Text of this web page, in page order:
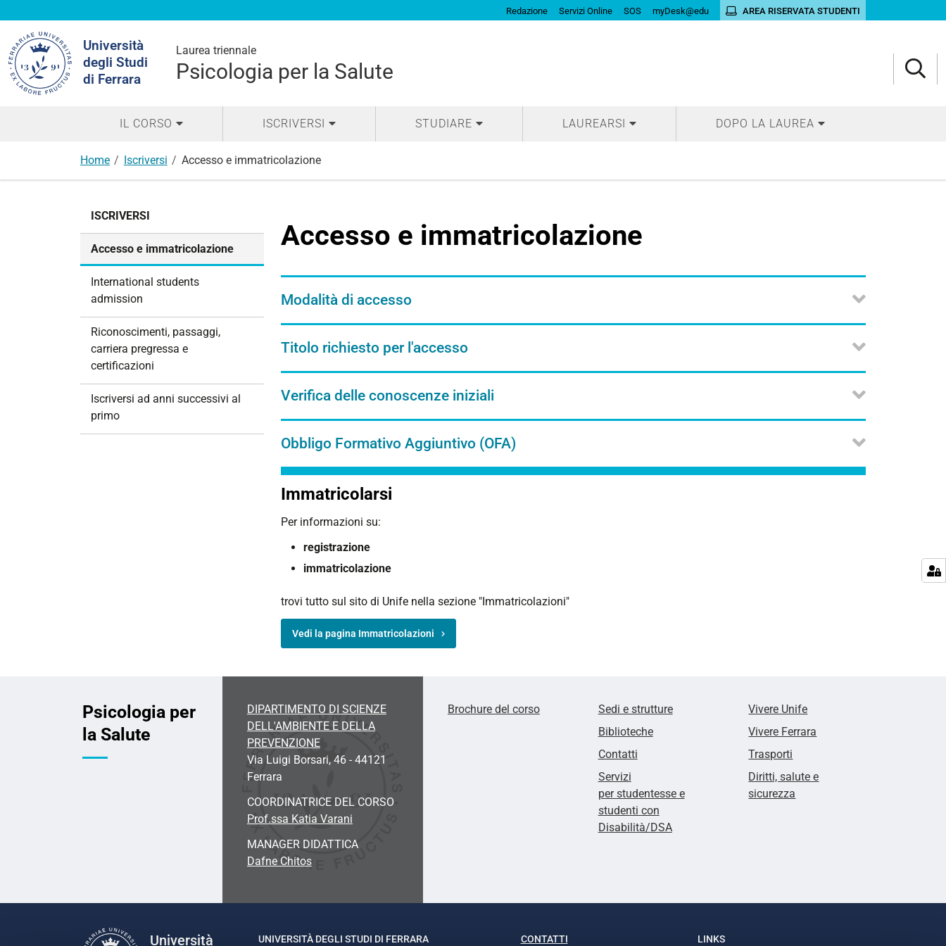
Redazione Servizi Online SOS myDesk@edu AREA RISERVATA STUDENTI
Università
degli Studi
di Ferrara
Laurea triennale
Psicologia per la Salute
nel
sito
IL CORSO ISCRIVERSI STUDIARE LAUREARSI DOPO LA LAUREA
Home Iscriversi Accesso e immatricolazione
Accesso e immatricolazione
Modalità di accesso
Titolo richiesto per l'accesso
Verifica delle conoscenze iniziali
Obbligo Formativo Aggiuntivo (OFA)
Immatricolarsi
Per informazioni su:
registrazione
immatricolazione
trovi tutto sul sito di Unife nella sezione "Immatricolazioni"
Vedi la pagina Immatricolazioni
ISCRIVERSI
Accesso e immatricolazione
International students
admission
Riconoscimenti, passaggi,
carriera pregressa e
certificazioni
Iscriversi ad anni successivi al
primo
Psicologia per
la Salute
DIPARTIMENTO DI SCIENZE
DELL'AMBIENTE E DELLA
PREVENZIONE
Via Luigi Borsari, 46 - 44121
Ferrara
COORDINATRICE DEL CORSO
Prof.ssa Katia Varani
MANAGER DIDATTICA
Dafne Chitos
Brochure del corso
Sedi e strutture
Biblioteche
Contatti
Servizi
per studentesse e
studenti con
Disabilità/DSA
Vivere Unife
Vivere Ferrara
Trasporti
Diritti, salute e
sicurezza
Università UNIVERSITÀ DEGLI STUDI DI FERRARA CONTATTI LINKS